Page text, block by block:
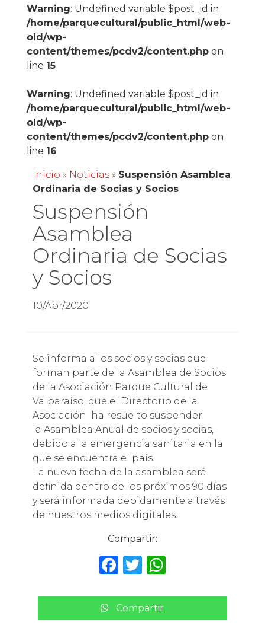
Warning: Undefined variable $post_id in
/home/parquecultural/public_html/web-
old/wp-
content/themes/pcdv2/content.phpon
line 15
Warning: Undefined variable $post_id in
/home/parquecultural/public_html/web-
old/wp-
content/themes/pcdv2/content.phpon
line 16
Inicio » Noticias» Suspensión Asamblea
Ordinaria de Socias y Socios
Suspensión
Asamblea
Ordinaria de Socias
y Socios
10/Abr/2020
Se informa a los socios y socias que
forman parte de la Asamblea de Socios
de la Asociación Parque Cultural de
Valparaíso, que el Directorio de la
Asociación ha resuelto suspender
la Asamblea Anual de socios y socias,
debido a la emergencia sanitaria en la
que se encuentra el país.
La nueva fecha de la asamblea será
definida dentro de los próximos 90 días
y será informada debidamente a través
de nuestros medios digitales.
Compartir:
F
c
e
T
it
te
W
a
ts
Compartir